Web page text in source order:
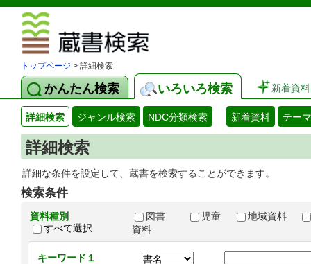
トップページ > 詳細検索
かんたん検索 いろいろ検索 新着資料
詳細検索 ジャンル検索 NDC分類検索 新着資料 テー
詳細検索
詳細な条件を設定して、蔵書を検索することができます。
検索条件
資料種別
すべて選択
図書 児童
地域資料
資料
キーワード１